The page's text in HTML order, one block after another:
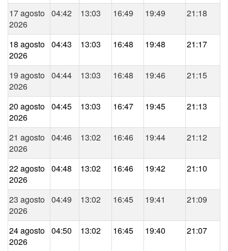
17 agosto
2026
04:42 13:03 16:49 19:49 21:18
18 agosto
2026
04:43 13:03 16:48 19:48 21:17
19 agosto
2026
04:44 13:03 16:48 19:46 21:15
20 agosto
2026
04:45 13:03 16:47 19:45 21:13
21 agosto
2026
04:46 13:02 16:46 19:44 21:12
22 agosto
2026
04:48 13:02 16:46 19:42 21:10
23 agosto
2026
04:49 13:02 16:45 19:41 21:09
24 agosto
2026
04:50 13:02 16:45 19:40 21:07